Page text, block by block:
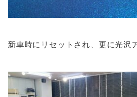
新車時にリセットされ、更に光沢